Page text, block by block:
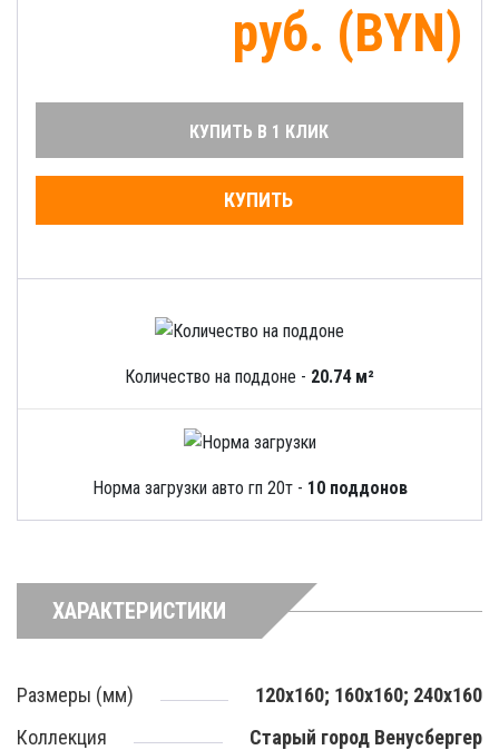
руб. (BYN)
КУПИТЬ В 1 КЛИК
КУПИТЬ
Количество на поддоне - 20.74 м²
Норма загрузки авто гп 20т - 10 поддонов
ХАРАКТЕРИСТИКИ
Размеры (мм)
120х160; 160х160; 240х160
Коллекция
Старый город Венусбергер